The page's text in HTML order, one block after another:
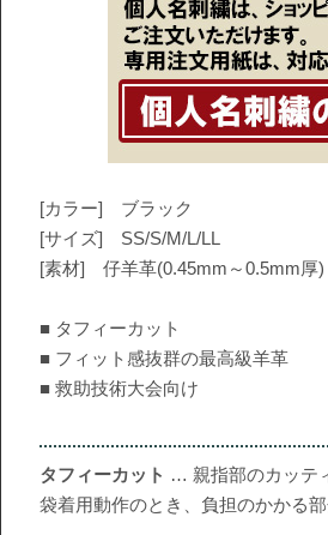
[カラー] ブラック
[サイズ] SS/S/M/L/LL
[素材] 仔羊革(0.45mm～0.5mm厚)
■ タフィーカット
■ フィット感抜群の最高級羊革
■ 救助技術大会向け
タフィーカット … 親指部のカッテ
袋着用動作のとき、負担のかかる